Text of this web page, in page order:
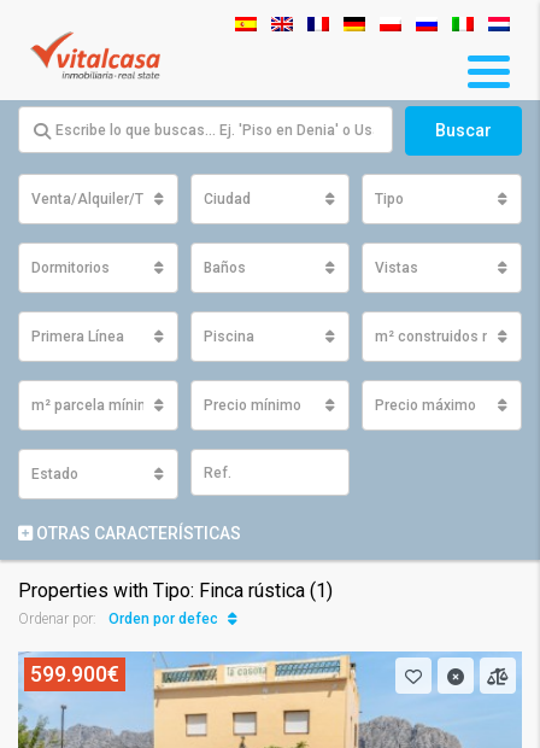
Buscar
Venta/Alquiler/Traspaso Ciudad Tipo
Dormitorios Baños Vistas
Primera Línea Piscina m² construidos
m² parcela mínimos Precio mínimo Precio máximo
Estado
OTRAS CARACTERÍSTICAS
Properties with Tipo: Finca rústica (1)
Ordenar por: Orden por defecto
599.900€